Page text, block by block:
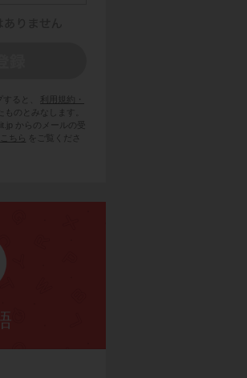
ると、
利用規約・
ものとみなします。
からのメールの受
こちら
をご覧くださ